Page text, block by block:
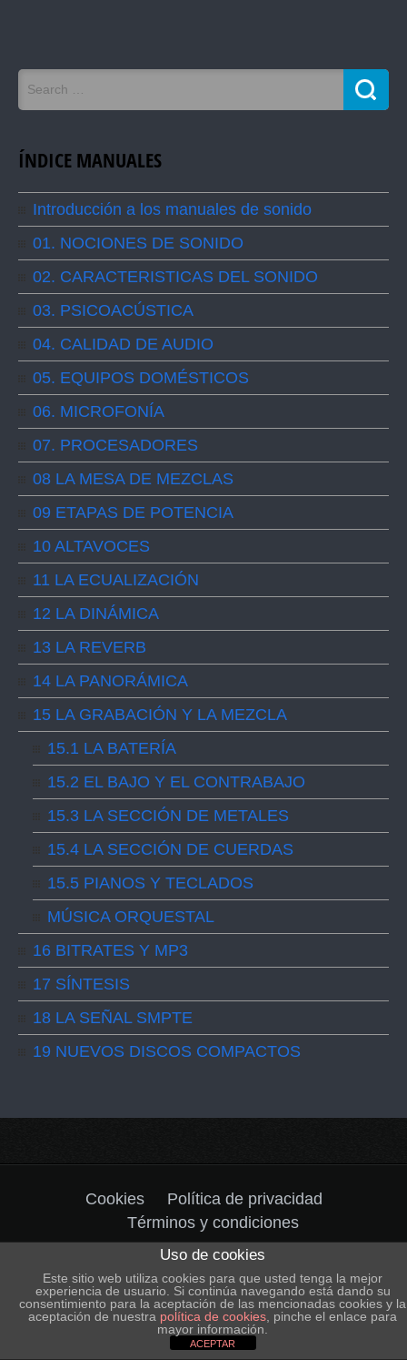
ÍNDICE MANUALES
Introducción a los manuales de sonido
01. NOCIONES DE SONIDO
02. CARACTERISTICAS DEL SONIDO
03. PSICOACÚSTICA
04. CALIDAD DE AUDIO
05. EQUIPOS DOMÉSTICOS
06. MICROFONÍA
07. PROCESADORES
08 LA MESA DE MEZCLAS
09 ETAPAS DE POTENCIA
10 ALTAVOCES
11 LA ECUALIZACIÓN
12 LA DINÁMICA
13 LA REVERB
14 LA PANORÁMICA
15 LA GRABACIÓN Y LA MEZCLA
15.1 LA BATERÍA
15.2 EL BAJO Y EL CONTRABAJO
15.3 LA SECCIÓN DE METALES
15.4 LA SECCIÓN DE CUERDAS
15.5 PIANOS Y TECLADOS
MÚSICA ORQUESTAL
16 BITRATES Y MP3
17 SÍNTESIS
18 LA SEÑAL SMPTE
19 NUEVOS DISCOS COMPACTOS
Cookies
Política de privacidad
Términos y condiciones
© 2004-2026 Copyright byEstudio Marhea &
@rgos Producciones. All rights reserved. Safe
Creative
Uso de cookies
Este sitio web utiliza cookies para que usted tenga la mejor
experiencia de usuario. Si continúa navegando está dando su
consentimiento para la aceptación de las mencionadas cookies y la
aceptación de nuestra política de cookies , pinche el enlace para
mayor información.
ACEPTAR